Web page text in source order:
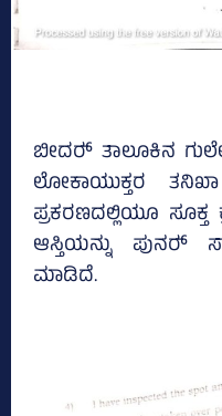
ಬೀದರ್‍‌ ತಾಲೂಕಿನ
ಲೋಕಾಯುಕ್ತರ
ಪ್ರಕರಣದಲ್ಲಿಯೂ ಸೂಕ್ತ
ಆಸ್ತಿಯನ್ನು ಪುನರ್‍‌
ಮಾಡಿದೆ.